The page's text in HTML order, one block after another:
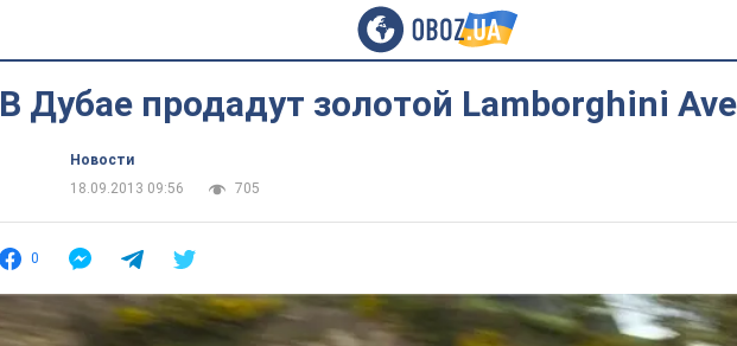
В Дубае продадут золотой Lamborghini
Новости
18.09.2013 09:56
705
0